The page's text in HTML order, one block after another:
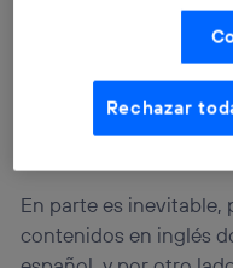
En parte es inevitable,
contenidos en inglés
Nosotros, Telefónica
realizar nuestras
(como se describe en
basadas en tu
aquí(solo
internet habilitada ,
operadoras de
La tecnología Utiq está
prioridad ofreciéndote
La tecnología utiliza un
Rechazar